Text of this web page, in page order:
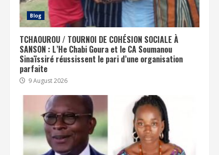
Blog
TCHAOUROU / TOURNOI DE COHÉSION SOCIALE À
SANSON : L’He Chabi Goura et le CA Soumanou
Sinaïssiré réussissent le pari d’une organisation
parfaite
9 August 2026